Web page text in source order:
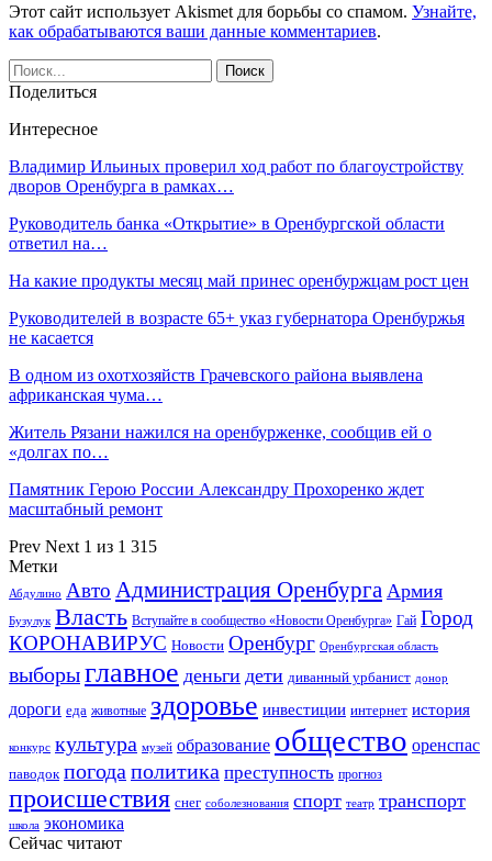
Этот сайт использует Akismet для борьбы со спамом. Узнайте,
как обрабатываются ваши данные комментариев.
Поделиться
Интересное
Владимир Ильиных проверил ход работ по благоустройству
дворов Оренбурга в рамках…
Руководитель банка «Открытие» в Оренбургской области
ответил на…
На какие продукты месяц май принес оренбуржцам рост цен
Руководителей в возрасте 65+ указ губернатора Оренбуржья
не касается
В одном из охотхозяйств Грачевского района выявлена
африканская чума…
Житель Рязани нажился на оренбурженке, сообщив ей о
«долгах по…
Памятник Герою России Александру Прохоренко ждет
масштабный ремонт
Prev Next 1 из 1 315
Метки
Абдулино Авто Администрация Оренбурга Армия
Бузулук Власть Вступайте в сообщество «Новости Оренбурга» Гай Город
КОРОНАВИРУС Новости Оренбург Оренбургская область
выборыглавное деньги дети диванный урбанист донор
дороги еда животные здоровье инвестиции интернет история
конкурс культура музей образование общество оренспас
паводок погода политика преступность прогноз
происшествия снег соболезнования спорт театр транспорт
школа экономика
Сейчас читают